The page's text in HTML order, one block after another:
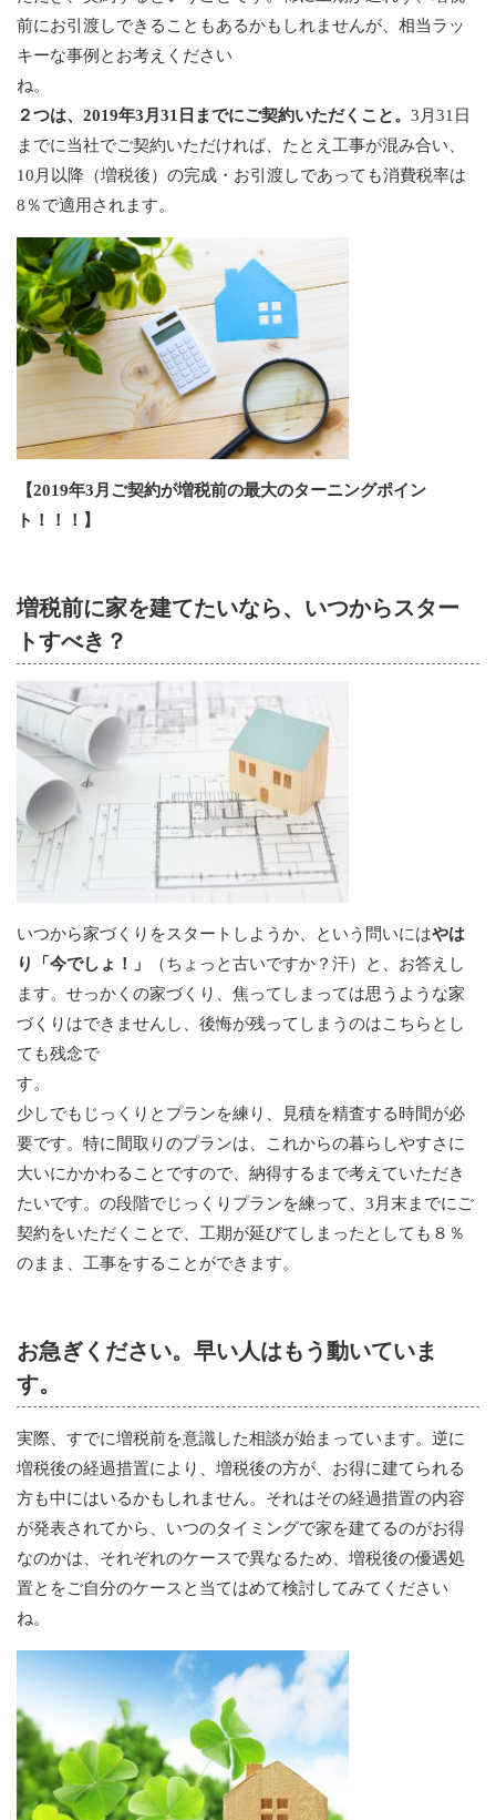
前にお引渡しできることもあるかもしれませんが、相当ラッ
キーな事例とお考えください
ね
２つは、2019年3月31日までにご契約いただくこと。 3月31日
までに当社でご契約いただければ、たとえ工事が混み合い、
10月以降（増税後）の完成・お引渡しであっても消費税率は
8％で適用されます。
【2019年3月ご契約が増税前の最大のターニングポイン
ト！！！】
増税前に家を建てたいなら、いつからスター
トすべき？
いつから家づくりをスタートしようか、という問いにはやは
り「今でしょ！」
（ちょっと古いですか？汗）と、お答えし
ます。せっかくの家づくり、焦ってしまっては思うような家
づくりはできませんし、後悔が残ってしまうのはこちらとし
ても残念で
す
少しでもじっくりとプランを練り、見積を精査する時間が必
要です。特に間取りのプランは、これからの暮らしやすさに
大いにかかわることですので、納得するまで考えていただき
たいです。の段階でじっくりプランを練って、3月末までにご
契約をいただくことで、工期が延びてしまったとしても８％
のまま、工事をすることができます。
お急ぎください。早い人はもう動いていま
す。
実際、すでに増税前を意識した相談が始まっています。逆に
増税後の経過措置により、増税後の方が、お得に建てられる
方も中にはいるかもしれません。それはその経過措置の内容
が発表されてから、いつのタイミングで家を建てるのがお得
なのかは、それぞれのケースで異なるため、増税後の優遇処
置とをご自分のケースと当てはめて検討してみてください
ね。